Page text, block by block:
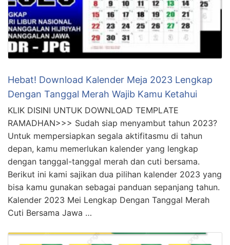
Hebat! Download Kalender Meja 2023 Lengkap
Dengan Tanggal Merah Wajib Kamu Ketahui
KLIK DISINI UNTUK DOWNLOAD TEMPLATE
RAMADHAN>>> Sudah siap menyambut tahun 2023?
Untuk mempersiapkan segala aktifitasmu di tahun
depan, kamu memerlukan kalender yang lengkap
dengan tanggal-tanggal merah dan cuti bersama.
Berikut ini kami sajikan dua pilihan kalender 2023 yang
bisa kamu gunakan sebagai panduan sepanjang tahun.
Kalender 2023 Mei Lengkap Dengan Tanggal Merah
Cuti Bersama Jawa …